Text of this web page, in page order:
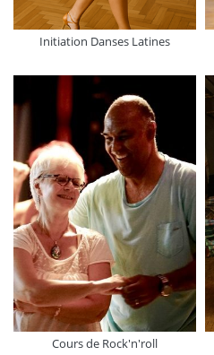
Initiation Danses Latines
Cours de Rock'n'roll